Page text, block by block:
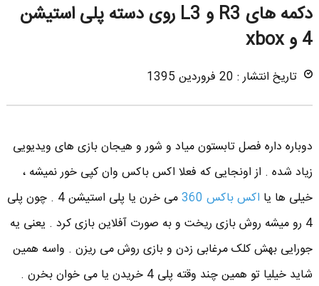
دکمه های R3 و L3 روی دسته پلی استیشن
4 و xbox
تاریخ انتشار : 20 فروردین 1395
دوباره داره فصل تابستون میاد و شور و هیجان بازی های ویدیویی
زیاد شده . از اونجایی که فعلا اکس باکس وان کپی خور نمیشه ،
خیلی ها یا اکس باکس 360
می خرن یا پلی استیشن 4 . چون پلی
4 رو میشه روش بازی ریخت و به صورت آفلاین بازی کرد . یعنی یه
جورایی بهش کلک مرغابی زدن و بازی روش می ریزن . واسه همین
شاید خیلیا تو همین چند وقته پلی 4 خریدن یا می خوان بخرن .